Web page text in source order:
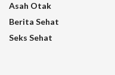
Asah Otak
Berita Sehat
Seks Sehat